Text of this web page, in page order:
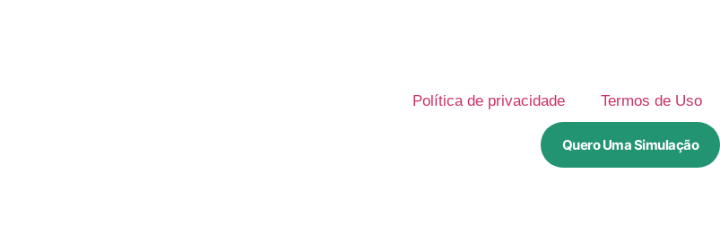
Política de privacidade Termos de Uso
Quero Uma Simulação